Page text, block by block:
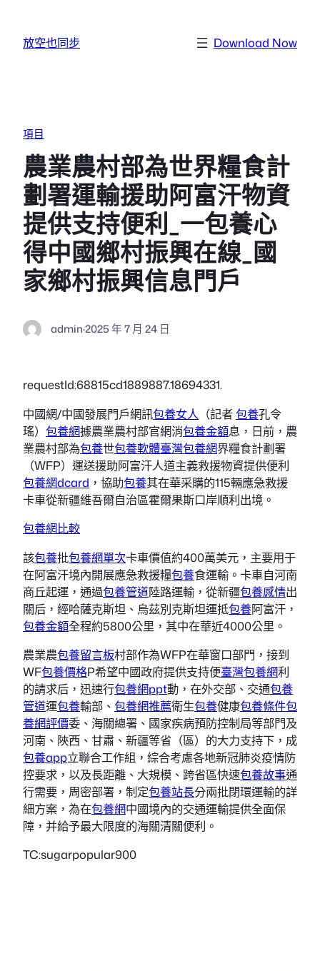
放空也同步 Download Now
項目
農業農村部為世界糧食計
劃署運輸援助阿富汗物資
提供支持便利_一包養心
得中國鄉村振興在線_國
家鄉村振興信息門戶
admin·2025 年 7 月 24 日
requestId:68815cd1889887.18694331.
中國網/中國發展門戶網訊包養女人 （記者包養孔令
瑤） 包養網據農業農村部官網消包養金額息，日前，農
業農村部為包養世包養軟體臺灣包養網界糧食計劃署
（WFP）運送援助阿富汗人道主義救援物資提供便利
包養網dcard ，協助包養其在華采購的115輛應急救援
卡車從新疆維吾爾自治區霍爾果斯口岸順利出境。
包養網比較
該包養批包養網單次卡車價值約400萬美元，主要用于
在阿富汗境內開展應急救援糧包養食運輸。卡車自河南
商丘起運，通過包養管道陸路運輸，從新疆包養感情出
關后，經哈薩克斯坦、烏茲別克斯坦運抵包養阿富汗，
包養金額全程約5800公里，其中在華近4000公里。
農業農包養留言板村部作為WFP在華窗口部門，接到
WF包養價格P希望中國政府提供支持便臺灣包養網利
的請求后，迅速行包養網ppt動，在外交部、交通包養
管道運包養輸部、 包養網推薦衛生包養健康包養條件包
養網評價委、海關總署、國家疾病預防控制局等部門及
河南、陜西、甘肅、新疆等省（區）的大力支持下，成
包養app立聯合工作組，綜合考慮各地新冠肺炎疫情防
控要求，以及長距離、大規模、跨省區快速包養故事通
行需要，周密部署，制定包養站長分兩批閉環運輸的詳
細方案，為在包養網中國境內的交通運輸提供全面保
障，并給予最大限度的海關清關便利。
TC:sugarpopular900